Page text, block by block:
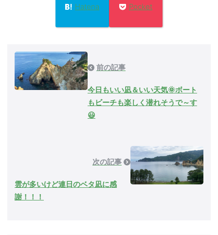
Hatena Pocket
前の記事
今日もいい凪＆いい天気🌞ボート
もビーチも楽しく潜れそうで～す
😃
次の記事
雲が多いけど連日のベタ凪に感
謝！！！